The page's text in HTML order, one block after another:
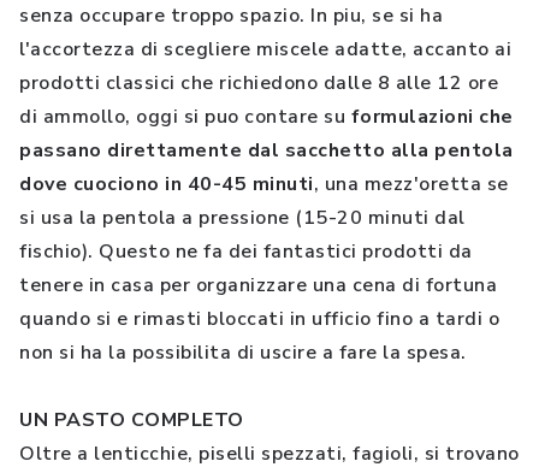
senza occupare troppo spazio. In piu, se si ha
l'accortezza di scegliere miscele adatte, accanto ai
prodotti classici che richiedono dalle 8 alle 12 ore
di ammollo, oggi si puo contare su formulazioni che
passano direttamente dal sacchetto alla pentola
dove cuociono in 40-45 minuti, una mezz'oretta se
si usa la pentola a pressione (15-20 minuti dal
fischio). Questo ne fa dei fantastici prodotti da
tenere in casa per organizzare una cena di fortuna
quando si e rimasti bloccati in ufficio fino a tardi o
non si ha la possibilita di uscire a fare la spesa.
UN PASTO COMPLETO
Oltre a lenticchie, piselli spezzati, fagioli, si trovano